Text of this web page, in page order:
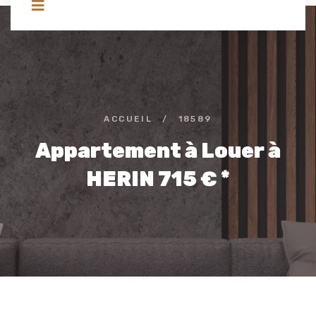
ACCUEIL / 18589
Appartement à Louer à
HERIN 715 € *